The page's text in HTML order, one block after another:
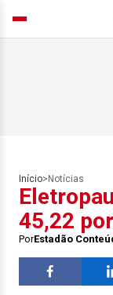
Início> Notícias
45,22
PorEstadão